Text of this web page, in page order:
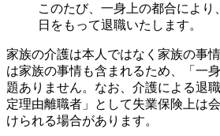
このたび、一身上の都合により
日をもって退職いたします。
家族の介護は本人ではなく家族の事
は家族の事情も含まれるため、「一
題ありません。なお、介護による退
定理由離職者」として失業保険上は
けられる場合があります。